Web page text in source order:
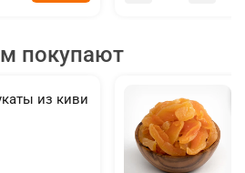
покупают
из киви